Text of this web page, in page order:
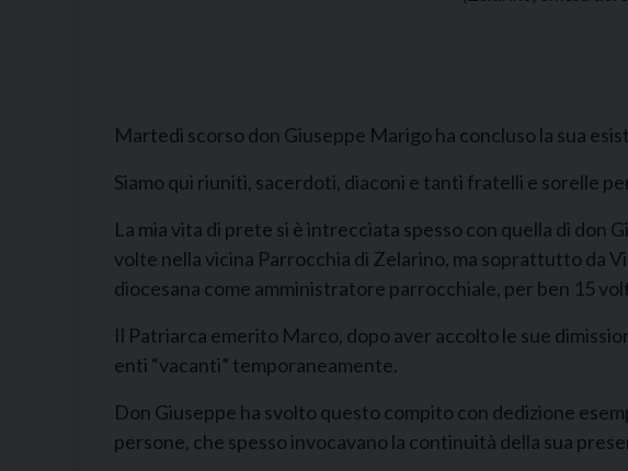
Martedì scorso don Giuseppe Marigo ha concluso la sua
Siamo qui riuniti, sacerdoti, diaconi e tanti fratelli e sorelle
La mia vita di prete si è intrecciata spesso con quella di don
volte nella vicina Parrocchia di Zelarino, ma soprattutto da
diocesana come amministratore parrocchiale, per ben 15
Il Patriarca emerito Marco, dopo aver accolto le sue
enti “vacanti” temporaneamente.
Don Giuseppe ha svolto questo compito con dedizione
persone, che spesso invocavano la continuità della sua